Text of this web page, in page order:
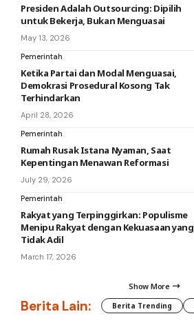
Presiden Adalah Outsourcing: Dipilih
untuk Bekerja, Bukan Menguasai
May 13, 2026
Pemerintah
Ketika Partai dan Modal Menguasai,
Demokrasi Prosedural Kosong Tak
Terhindarkan
April 28, 2026
Pemerintah
Rumah Rusak Istana Nyaman, Saat
Kepentingan Menawan Reformasi
July 29, 2026
Pemerintah
Rakyat yang Terpinggirkan: Populisme
Menipu Rakyat dengan Kekuasaan yang
Tidak Adil
March 17, 2026
Show More
Berita Lain: Berita Trending